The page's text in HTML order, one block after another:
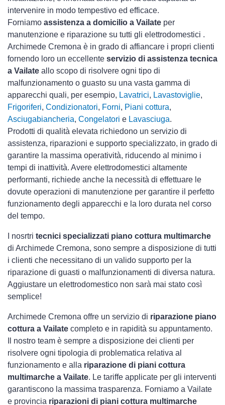
intervenire in modo tempestivo ed efficace.
Forniamo assistenza a domicilio a Vailate per
manutenzione e riparazione su tutti gli elettrodomestici .
Archimede Cremona è in grado di affiancare i propri clienti
fornendo loro un eccellente servizio di assistenza tecnica
a Vailate allo scopo di risolvere ogni tipo di
malfunzionamento o guasto su una vasta gamma di
apparecchi quali, per esempio, Lavatrici, Lavastoviglie,
Frigoriferi, Condizionatori, Forni, Piani cottura,
Asciugabiancheria, Congelatori e Lavasciuga.
Prodotti di qualità elevata richiedono un servizio di
assistenza, riparazioni e supporto specializzato, in grado di
garantire la massima operatività, riducendo al minimo i
tempi di inattività. Avere elettrodomestici altamente
performanti, richiede anche la necessità di effettuare le
dovute operazioni di manutenzione per garantire il perfetto
funzionamento degli apparecchi e la loro durata nel corso
del tempo.
I nosrtri tecnici specializzati piano cottura multimarche
di Archimede Cremona, sono sempre a disposizione di tutti
i clienti che necessitano di un valido supporto per la
riparazione di guasti o malfunzionamenti di diversa natura.
Aggiustare un elettrodomestico non sarà mai stato così
semplice!
Archimede Cremona offre un servizio di riparazione piano
cottura a Vailate completo e in rapidità su appuntamento.
Il nostro team è sempre a disposizione dei clienti per
risolvere ogni tipologia di problematica relativa al
funzionamento e alla riparazione di piani cottura
multimarche a Vailate. Le tariffe applicate per gli interventi
garantiscono la massima trasparenza. Forniamo a Vailate
e provincia riparazioni di piani cottura multimarche